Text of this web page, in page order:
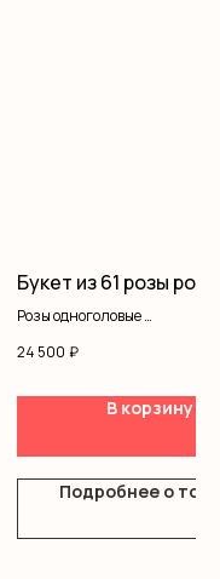
Букет из 61 розы
Розы одноголовые
24 500 ₽
В корзину
Подробнее о